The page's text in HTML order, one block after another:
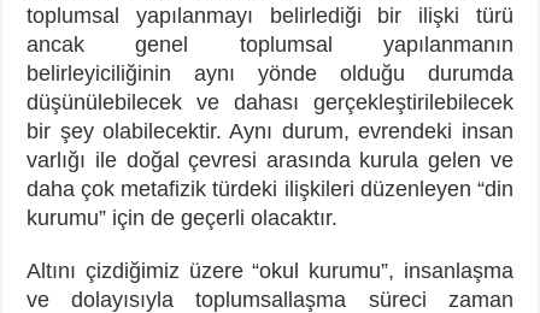
toplumsal yapılanmayı belirlediği bir ilişki türü
ancak genel toplumsal yapılanmanın
belirleyiciliğinin aynı yönde olduğu durumda
düşünülebilecek ve dahası gerçekleştirilebilecek
bir şey olabilecektir. Aynı durum, evrendeki insan
varlığı ile doğal çevresi arasında kurula gelen ve
daha çok metafizik türdeki ilişkileri düzenleyen “din
kurumu” için de geçerli olacaktır.
Altını çizdiğimiz üzere “okul kurumu”, insanlaşma
ve dolayısıyla toplumsallaşma süreci zaman